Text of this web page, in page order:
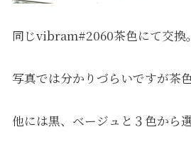
同じvibram#2060茶色にて交換。
写真では分かりづらいですが茶色
他には黒、ベージュと３色から選